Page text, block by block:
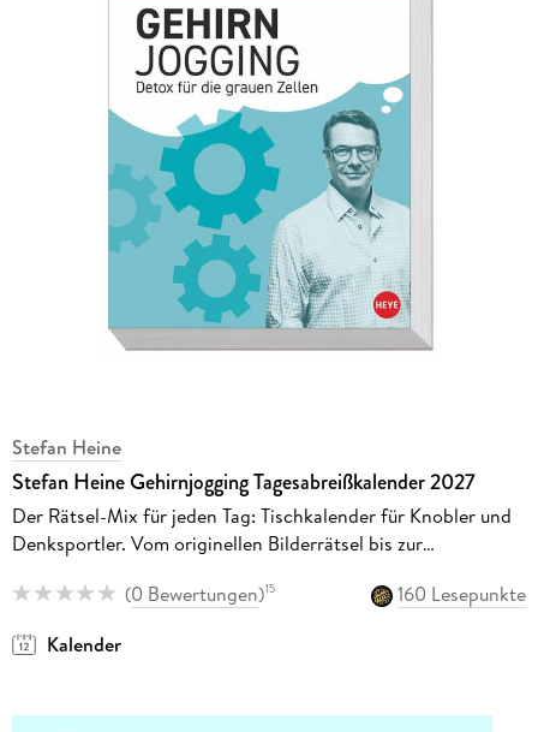
Stefan Heine
Stefan Heine Gehirnjogging Tagesabreißkalender 2027
Der Rätsel-Mix für jeden Tag: Tischkalender für Knobler und
Denksportler. Vom originellen Bilderrätsel bis zur
(0 Bewertungen)15
160 Lesepunkte
Kalender